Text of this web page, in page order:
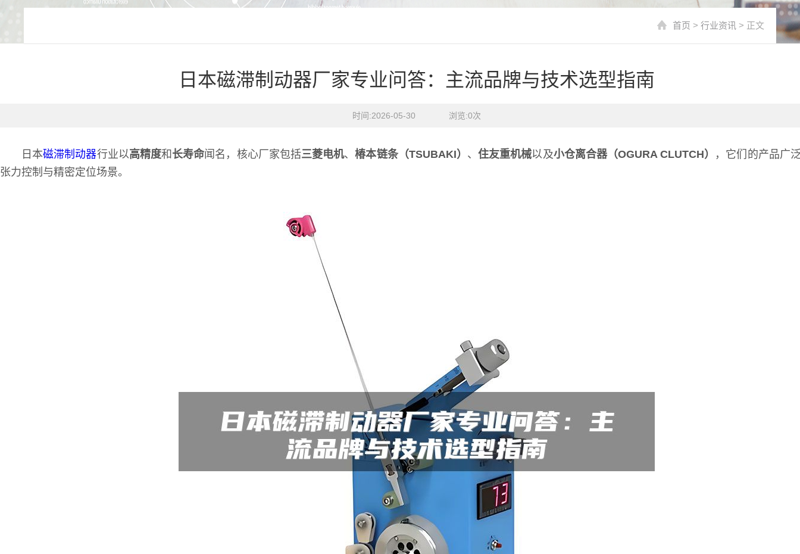
首页 > 行业资讯 > 正文
日本磁滞制动器厂家专业问答：主流品牌与技术选型指南
时间:2026-05-30    浏览:0次
日本磁滞制动器行业以高精度和 长寿命闻名，核心厂家包括三菱电机、椿本链条（TSUBAKI） 、住友重机械以及小仓离合器（OGURA CLUTCH）
，它们的产品广
张力控制与精密定位场景。